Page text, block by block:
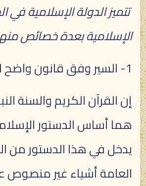
تتميز الدولة الإسلامية في
الإسلامية بعدة خصائص
1- السير وفق قانون واضح المعالم:
إن القرآن الكريم والسنة
هما أساس الدستور
يدخل في هذا الدستور من
العامة أشياء غير منصوص